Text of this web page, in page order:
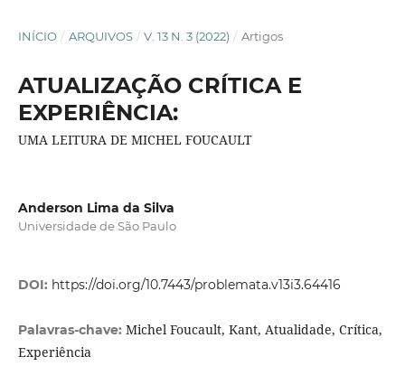
INÍCIO / ARQUIVOS / V. 13 N. 3 (2022) / Artigos
ATUALIZAÇÃO CRÍTICA E
EXPERIÊNCIA:
UMA LEITURA DE MICHEL FOUCAULT
Anderson Lima da Silva
Universidade de São Paulo
DOI: https://doi.org/10.7443/problemata.v13i3.64416
Palavras-chave: Michel Foucault, Kant, Atualidade, Crítica,
Experiência